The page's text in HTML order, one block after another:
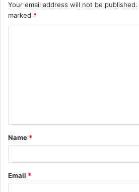
Your email address will not be published.
marked *
t
*
Name *
Email *